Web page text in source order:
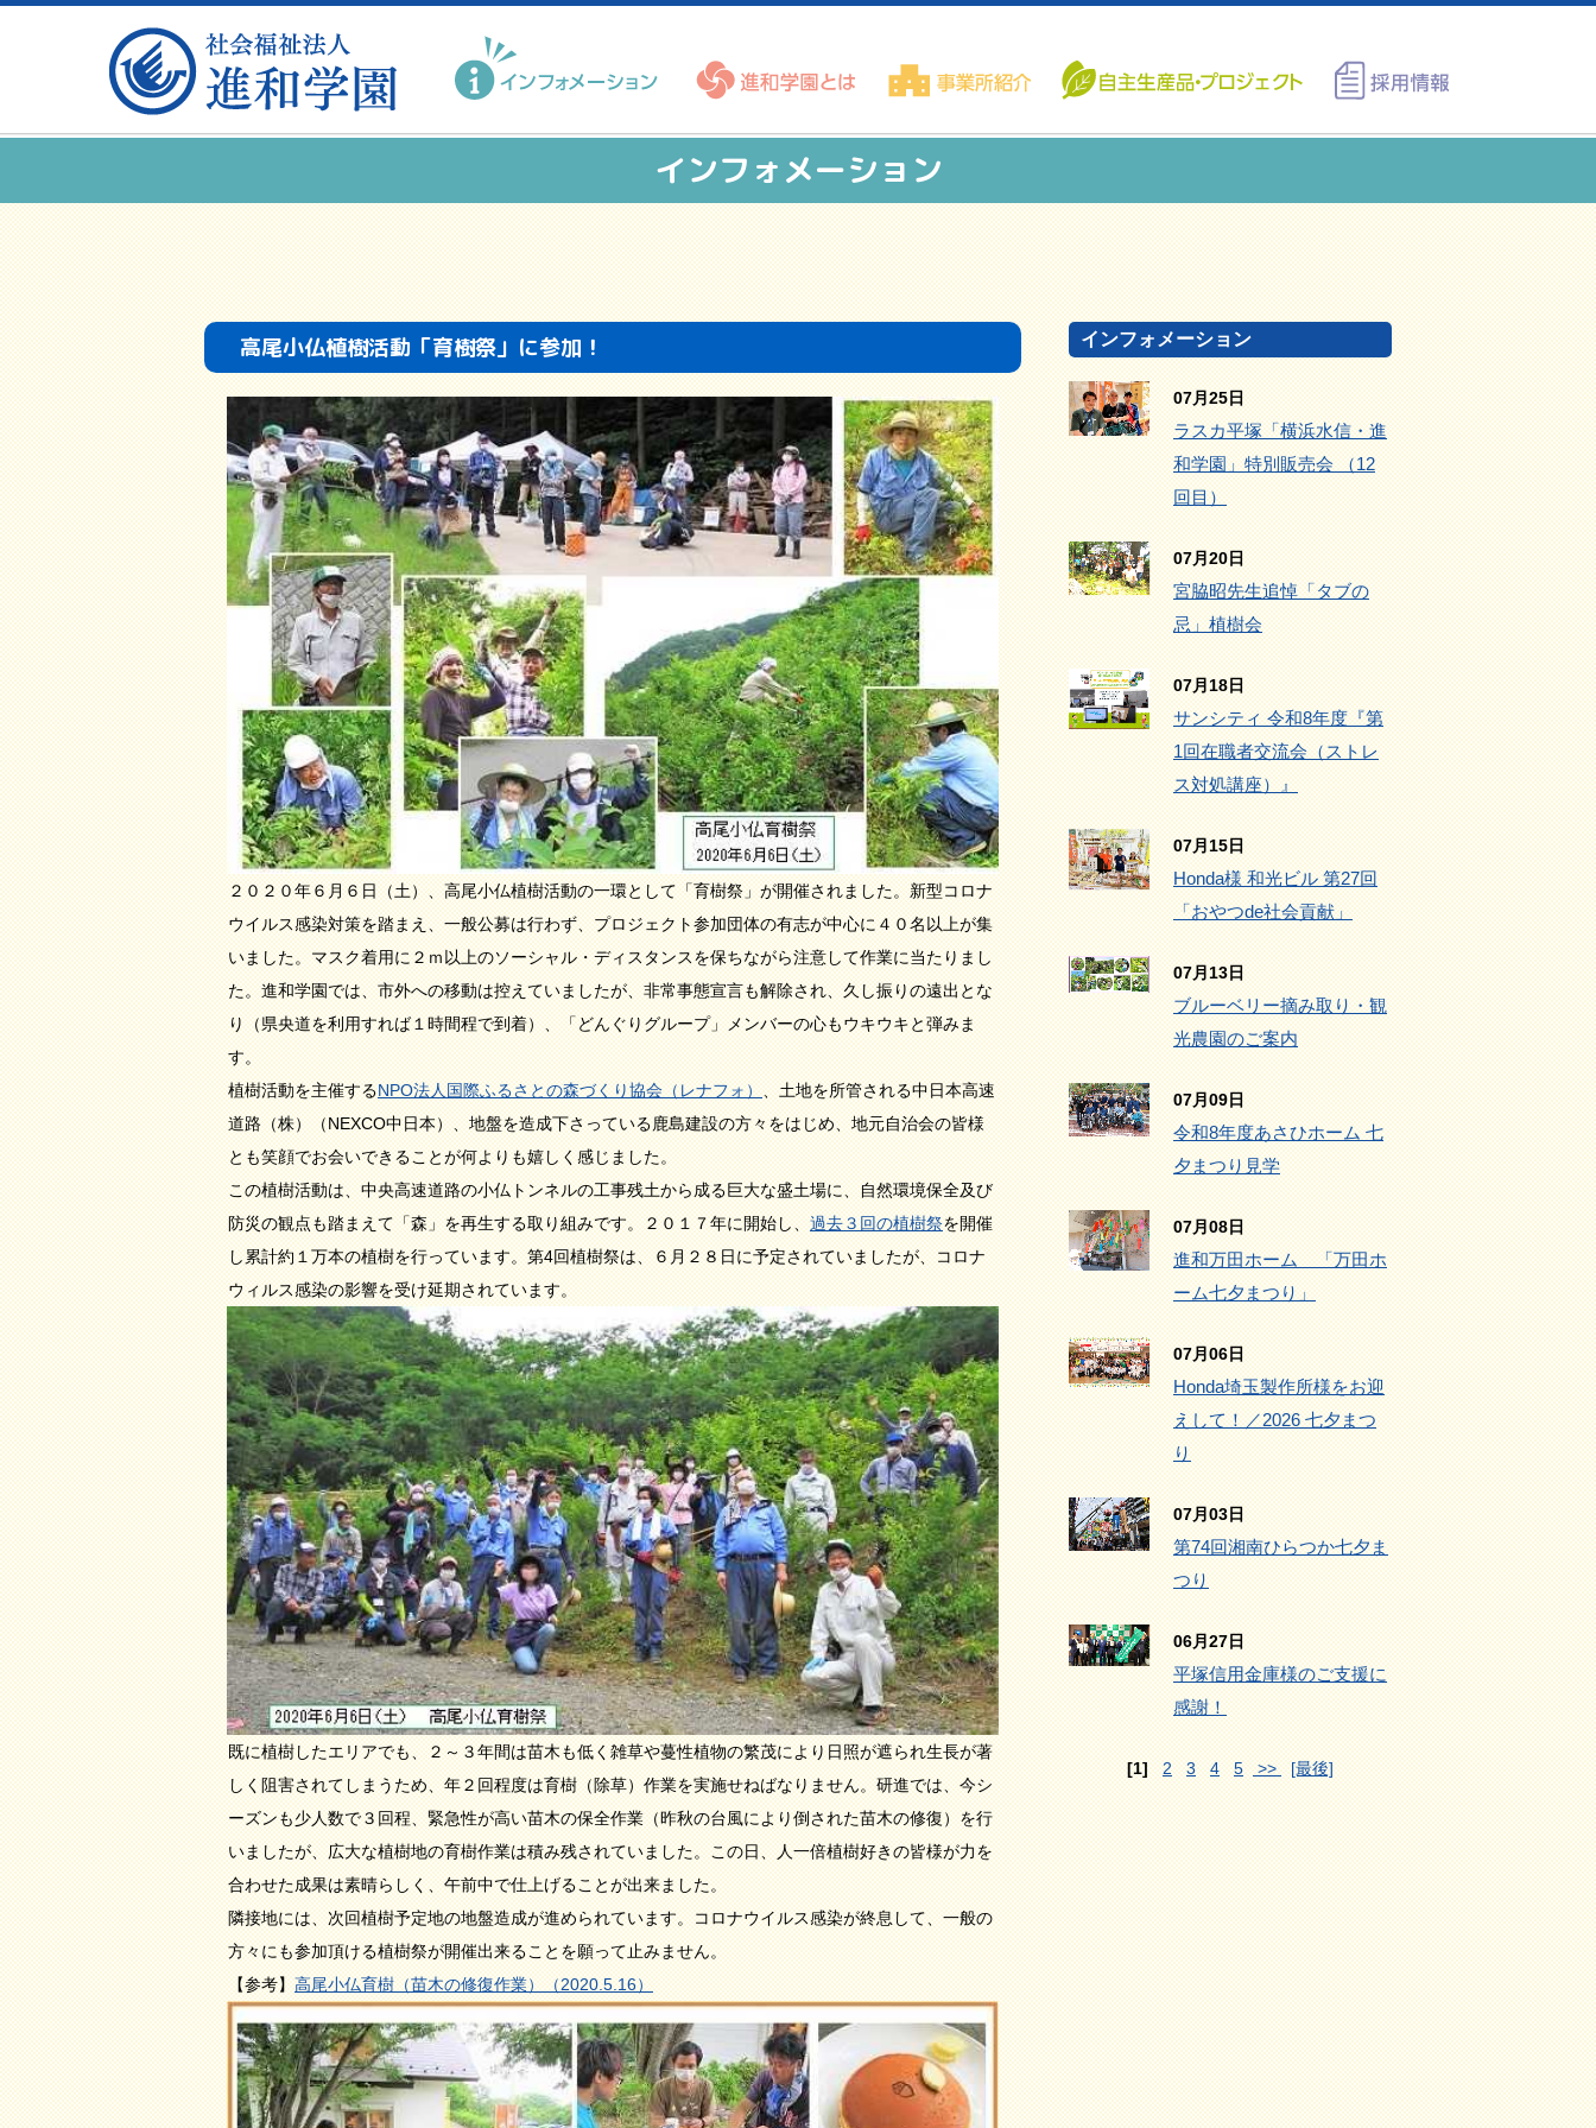
インフォメーション
高尾小仏植樹活動「育樹祭」に参加！
２０２０年６月６日（土）、高尾小仏植樹活動の一環として「育樹祭」が開催されました。新型コロナ
ウイルス感染対策を踏まえ、一般公募は行わず、プロジェクト参加団体の有志が中心に４０名以上が集
いました。マスク着用に２ｍ以上のソーシャル・ディスタンスを保ちながら注意して作業に当たりまし
た。進和学園では、市外への移動は控えていましたが、非常事態宣言も解除され、久し振りの遠出とな
り（県央道を利用すれば１時間程で到着）、「どんぐりグループ」メンバーの心もウキウキと弾みま
す。
植樹活動を主催するNPO法人国際ふるさとの森づくり協会（レナフォ）
、土地を所管される中日本高速
道路（株）（NEXCO中日本）、地盤を造成下さっている鹿島建設の方々をはじめ、地元自治会の皆様
とも笑顔でお会いできることが何よりも嬉しく感じました。
この植樹活動は、中央高速道路の小仏トンネルの工事残土から成る巨大な盛土場に、自然環境保全及び
防災の観点も踏まえて「森」を再生する取り組みです。２０１７年に開始し、 過去３回の植樹祭を開催
し累計約１万本の植樹を行っています。第4回植樹祭は、６月２８日に予定されていましたが、コロナ
ウィルス感染の影響を受け延期されています。
既に植樹したエリアでも、２～３年間は苗木も低く雑草や蔓性植物の繁茂により日照が遮られ生長が著
しく阻害されてしまうため、年２回程度は育樹（除草）作業を実施せねばなりません。研進では、今シ
ーズンも少人数で３回程、緊急性が高い苗木の保全作業（昨秋の台風により倒された苗木の修復）を行
いましたが、広大な植樹地の育樹作業は積み残されていました。この日、人一倍植樹好きの皆様が力を
合わせた成果は素晴らしく、午前中で仕上げることが出来ました。
隣接地には、次回植樹予定地の地盤造成が進められています。コロナウイルス感染が終息して、一般の
方々にも参加頂ける植樹祭が開催出来ることを願って止みません。
【参考】 高尾小仏育樹（苗木の修復作業）（2020.5.16）
インフォメーション
07月25日
ラスカ平塚「横浜水信・進
和学園」特別販売会 （12
回目）
07月20日
宮脇昭先生追悼「タブの
忌」植樹会
07月18日
サンシティ 令和8年度『第
1回在職者交流会（ストレ
ス対処講座）』
07月15日
Honda様 和光ビル 第27回
「おやつde社会貢献」
07月13日
ブルーベリー摘み取り・観
光農園のご案内
07月09日
令和8年度あさひホーム 七
夕まつり見学
07月08日
進和万田ホーム 「万田ホ
ーム七夕まつり」
07月06日
Honda埼玉製作所様をお迎
えして！／2026 七夕まつ
り
07月03日
第74回湘南ひらつか七夕ま
つり
06月27日
平塚信用金庫様のご支援に
感謝！
[1] 2 3 4 5 >> [最後]